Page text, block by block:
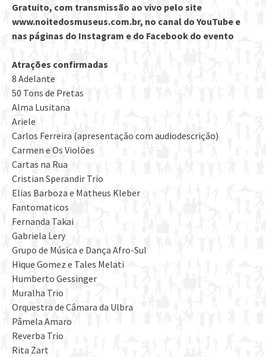
Gratuito, com transmissão ao vivo pelo site
www.noitedosmuseus.com.br, no canal do YouTube e
nas páginas do Instagram e do Facebook do evento
Atrações confirmadas
8 Adelante
50 Tons de Pretas
Alma Lusitana
Ariele
Carlos Ferreira (apresentação com audiodescrição)
Carmen e Os Violões
Cartas na Rua
Cristian Sperandir Trio
Elias Barboza e Matheus Kleber
Fantomaticos
Fernanda Takai
Gabriela Lery
Grupo de Música e Dança Afro-Sul
Hique Gomez e Tales Melati
Humberto Gessinger
Muralha Trio
Orquestra de Câmara da Ulbra
Pâmela Amaro
Reverba Trio
Rita Zart